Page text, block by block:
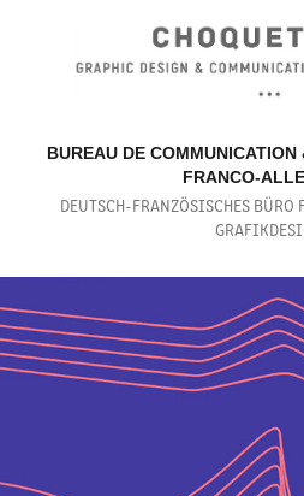
BUREAU DE
FRANCO-
DEUTSCH-FRANZÖSISCHES